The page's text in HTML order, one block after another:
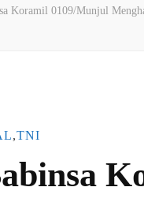
Koramil 0109/Munjul
,TNI